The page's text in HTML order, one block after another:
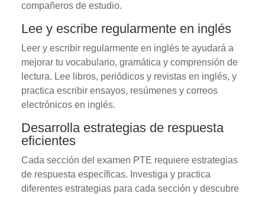
compañeros de estudio.
Lee y escribe regularmente en inglés
Leer y escribir regularmente en inglés te ayudará a
mejorar tu vocabulario, gramática y comprensión de
lectura. Lee libros, periódicos y revistas en inglés, y
practica escribir ensayos, resúmenes y correos
electrónicos en inglés.
Desarrolla estrategias de respuesta
eficientes
Cada sección del examen PTE requiere estrategias
de respuesta específicas. Investiga y practica
diferentes estrategias para cada sección y descubre